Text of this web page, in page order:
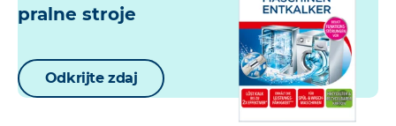
pralne stroje
Odkrijte zdaj